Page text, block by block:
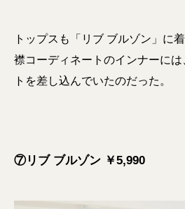
トップスも「リブ ブルゾン」に
襟コーディネートのインナーに
トを差し込んでいたのだった。
⑦リブ ブルゾン ￥5,990